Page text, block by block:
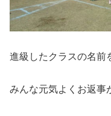
進級したクラスの名前
みんな元気よくお返事